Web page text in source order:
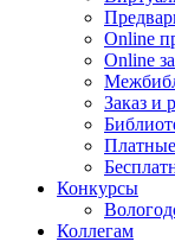
Online
Online
Заказ и
Конкурсы
Коллегам